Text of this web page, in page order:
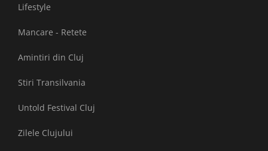
Lifestyle
Mancare - Retete
Amintiri din Cluj
Stiri Transilvania
Untold Festival Cluj
Zilele Clujului